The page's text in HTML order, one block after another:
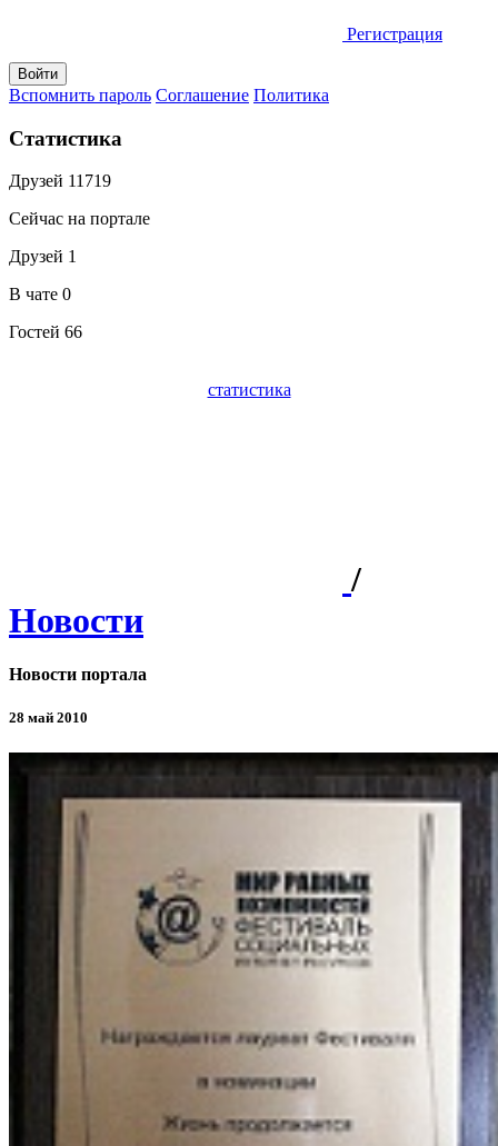
Регистрация
Вспомнить пароль Соглашение Политика
Статистика
Друзей 11719
Сейчас на портале
Друзей 1
В чате 0
Гостей 66
статистика
/
Новости
Новости портала
28 май 2010